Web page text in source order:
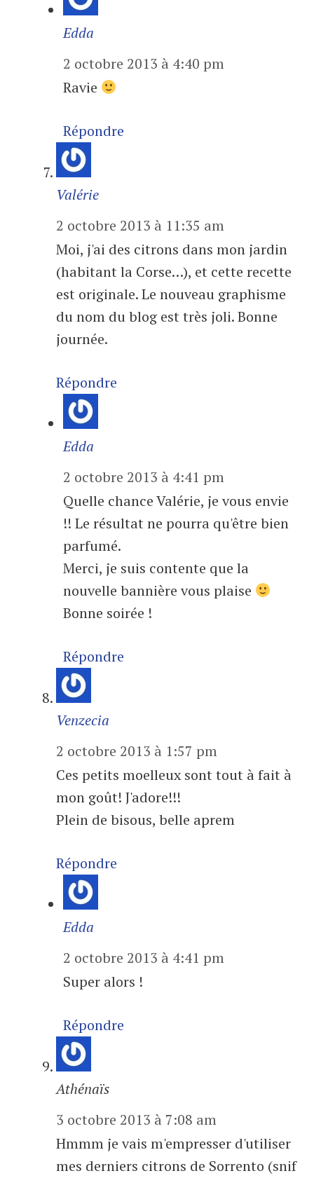
Edda
2 octobre 2013 à 4:40 pm
Ravie
Répondre
Valérie
2 octobre 2013 à 11:35 am
Moi, j'ai des citrons dans mon jardin
(habitant la Corse…), et cette recette
est originale. Le nouveau graphisme
du nom du blog est très joli. Bonne
journée.
Répondre
Edda
2 octobre 2013 à 4:41 pm
Quelle chance Valérie, je vous envie
!! Le résultat ne pourra qu'être bien
parfumé.
Merci, je suis contente que la
nouvelle bannière vous plaise
Bonne soirée !
Répondre
Venzecia
2 octobre 2013 à 1:57 pm
Ces petits moelleux sont tout à fait à
mon goût! J'adore!!!
Plein de bisous, belle aprem
Répondre
Edda
2 octobre 2013 à 4:41 pm
Super alors !
Répondre
Athénaïs
3 octobre 2013 à 7:08 am
Hmmm je vais m'empresser d'utiliser
mes derniers citrons de Sorrento (snif